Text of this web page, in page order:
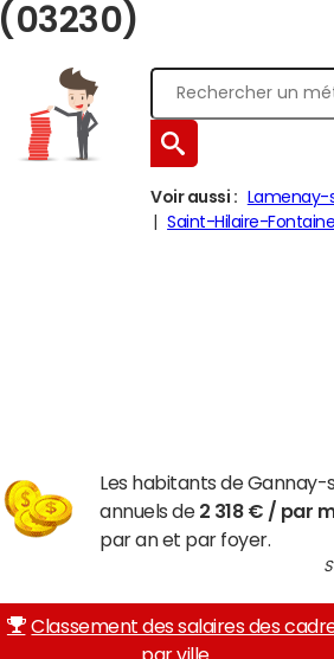
(03230)
Voir aussi : Lamenay-
Saint-Hilaire-Fontaine
Les habitants de
annuels de 2 318 € / par
par an et par foyer.
Classement des salaires des
par ville